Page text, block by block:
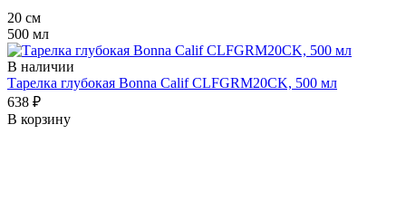
20 см
500 мл
В наличии
Тарелка глубокая Bonna Calif CLFGRM20CK, 500 мл
638 ₽
В корзину